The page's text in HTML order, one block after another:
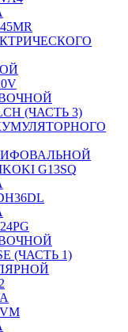
(ЧАСТЬ 3)
G13SQ
(ЧАСТЬ 1)